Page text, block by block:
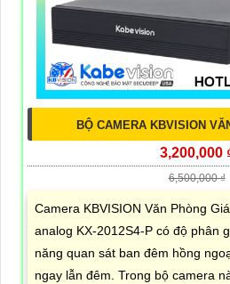
BỘ CAMERA KBVISION
3,200,000
6,500,000 ₫
Camera KBVISION Văn Phòng
analog KX-2012S4-P có độ phân
năng quan sát ban đêm hồng
ngay lẫn đêm. Trong bộ camera